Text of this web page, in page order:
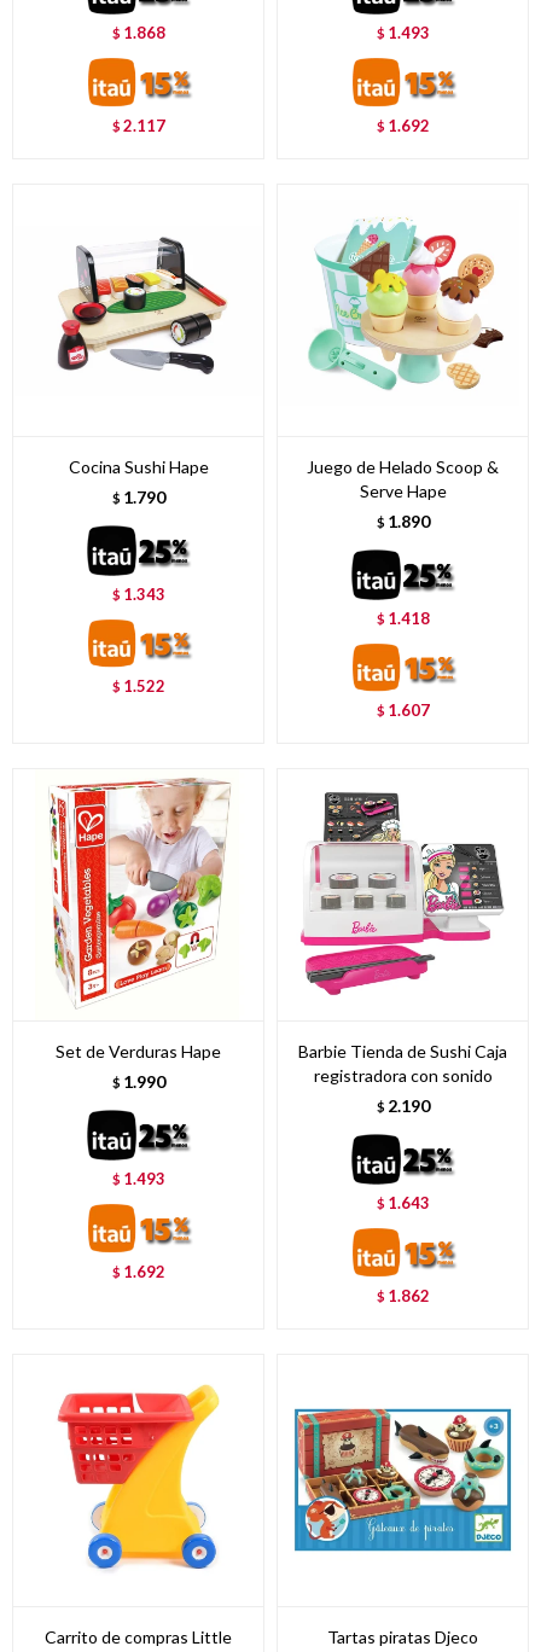
$ 1.868
$2.117
$ 1.493
$ 1.692
Cocina Sushi Hape
$ 1.790
$ 1.343
$ 1.522
Juego de Helado Scoop &
Serve Hape
$ 1.890
$ 1.418
$ 1.607
Set de Verduras Hape
$ 1.990
$ 1.493
$ 1.692
Barbie Tienda de Sushi Caja
registradora con sonido
$ 2.190
$ 1.643
$ 1.862
Carrito de compras Little
Tartas piratas Djeco